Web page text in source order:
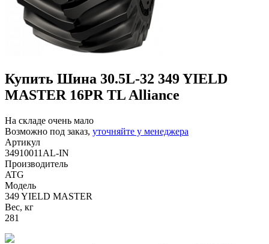
Купить Шина 30.5L-32 349 YIELD
MASTER 16PR TL Alliance
На складе очень мало
Возможно под заказ, уточняйте у менеджера
Артикул
34910011AL-IN
Производитель
ATG
Модель
349 YIELD MASTER
Вес, кг
281